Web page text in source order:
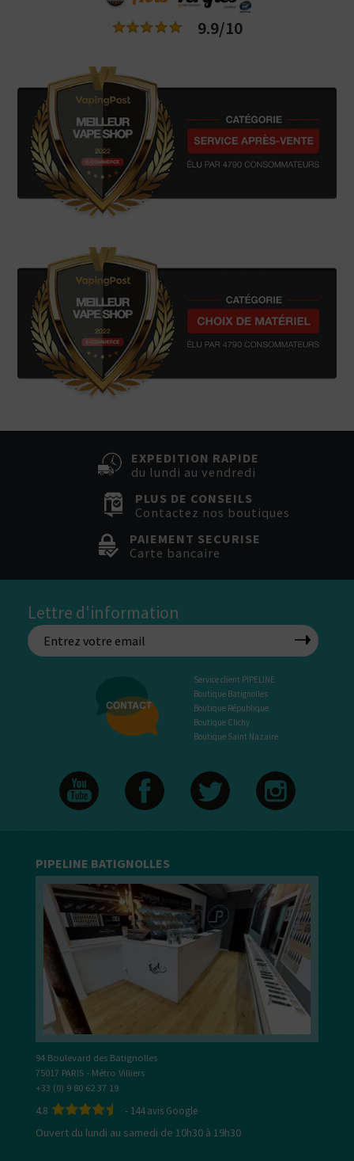
9.9/10
EXPEDITION RAPIDE
du lundi au vendredi
PLUS DE CONSEILS
Contactez nos boutiques
PAIEMENT SECURISE
Carte bancaire
Lettre d'information
Service client PIPELINE
Boutique Batignolles
Boutique République
Boutique Clichy
Boutique Saint Nazaire
PIPELINE BATIGNOLLES
94 Boulevard des Batignolles
75017 PARIS - Métro Villiers
+33 (0) 9 80 62 37 19
4.8 - 144avis Google
Ouvert du lundi au samedi de 10h30 à 19h30